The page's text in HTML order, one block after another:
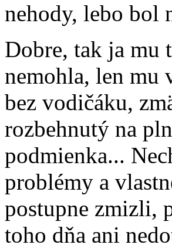
nehody, lebo bol
Dobre, tak ja mu
nemohla, len mu
bez vodičáku,
rozbehnutý na
podmienka...
problémy a
postupne zmizli,
toho dňa ani